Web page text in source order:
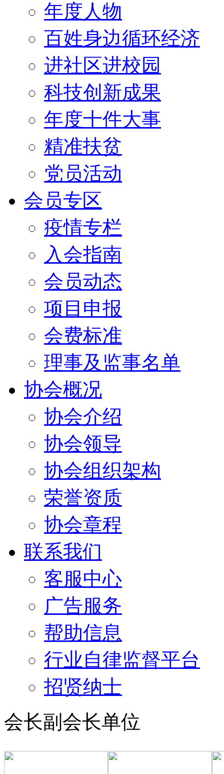
年度人物
百姓身边循环经济
进社区进校园
科技创新成果
年度十件大事
精准扶贫
党员活动
会员专区
疫情专栏
入会指南
会员动态
项目申报
会费标准
理事及监事名单
协会概况
协会介绍
协会领导
协会组织架构
荣誉资质
协会章程
联系我们
客服中心
广告服务
帮助信息
行业自律监督平台
招贤纳士
会长副会长单位